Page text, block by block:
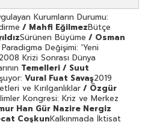
Kurumların Durumu:
/ Mahfi EğilmezBütçe
Sürünen Büyüme / Osman
Değişimi: 'Yeni
2008 Krizi Sonrası Dünya
Temelleri / Suut
Vural Fuat Savaş2019
ve Kırılganlıklar / Özgür
Kongresi: Kriz ve Merkez
Han Gür Nazire Nergiz
CoşkunKalkınmada İktisat